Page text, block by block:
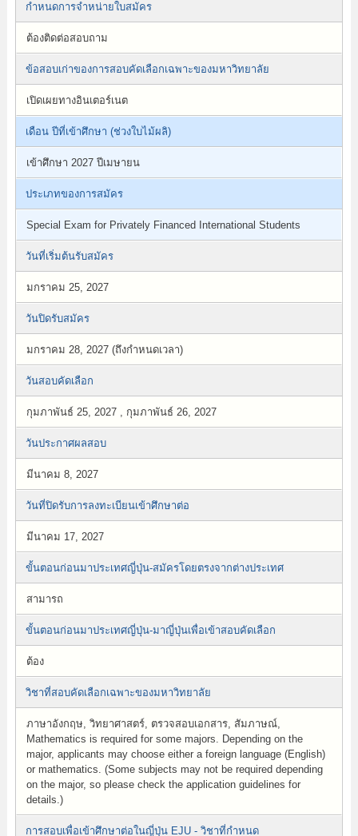
กำหนดการจำหน่ายใบสมัคร
ต้องติดต่อสอบถาม
ข้อสอบเก่าของการสอบคัดเลือกเฉพาะของมหาวิทยาลัย
เปิดเผยทางอินเตอร์เนต
เดือน ปีที่เข้าศึกษา (ช่วงใบไม้ผลิ)
เข้าศึกษา 2027 ปีเมษายน
ประเภทของการสมัคร
Special Exam for Privately Financed International Students
วันที่เริ่มต้นรับสมัคร
มกราคม 25, 2027
วันปิดรับสมัคร
มกราคม 28, 2027 (ถึงกำหนดเวลา)
วันสอบคัดเลือก
กุมภาพันธ์ 25, 2027 , กุมภาพันธ์ 26, 2027
วันประกาศผลสอบ
มีนาคม 8, 2027
วันที่ปิดรับการลงทะเบียนเข้าศึกษาต่อ
มีนาคม 17, 2027
ขั้นตอนก่อนมาประเทศญี่ปุ่น-สมัครโดยตรงจากต่างประเทศ
สามารถ
ขั้นตอนก่อนมาประเทศญี่ปุ่น-มาญี่ปุ่นเพื่อเข้าสอบคัดเลือก
ต้อง
วิชาที่สอบคัดเลือกเฉพาะของมหาวิทยาลัย
ภาษาอังกฤษ, วิทยาศาสตร์, ตรวจสอบเอกสาร, สัมภาษณ์,
Mathematics is required for some majors. Depending on the
major, applicants may choose either a foreign language (English)
or mathematics. (Some subjects may not be required depending
on the major, so please check the application guidelines for
details.)
การสอบเพื่อเข้าศึกษาต่อในญี่ปุ่น EJU - วิชาที่กำหนด